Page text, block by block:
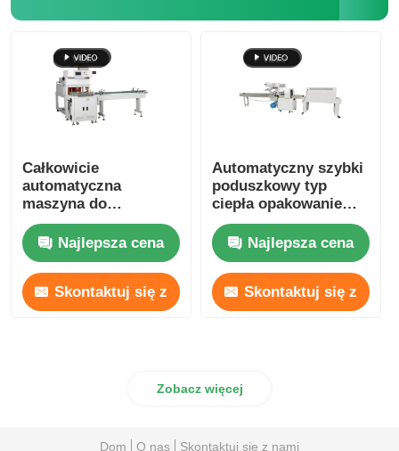
Całkowicie
automatyczna
maszyna do
pakowania z obudową
z kurczącym się
podgrzewaniem 220V
380V
Najlepsza cena
Skontaktuj się z
Automatyczny szybki
poduszkowy typ
ciepła opakowanie
schylalne żywność
napojeNajlepsza cena
Skontaktuj się z
Zobacz więcej
Dom O nas Skontaktuj się z nami